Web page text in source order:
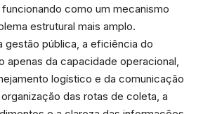
como um mecanismo
estrutural mais amplo.
gestão pública, a eficiência do
apenas da capacidade operacional,
logístico e da comunicação
das rotas de coleta, a